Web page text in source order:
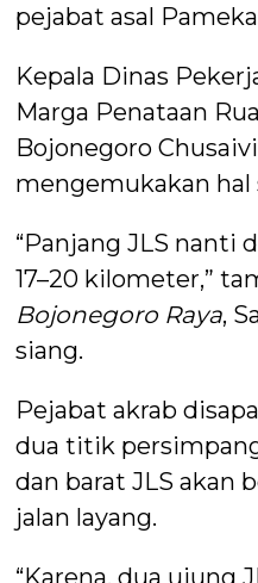
pejabat asal
Kepala Dinas
Marga Penataan
Bojonegoro
mengemukakan hal
“Panjang JLS nanti
17–20 kilometer,”
Bojonegoro Raya,
siang.
Pejabat akrab
dua titik
dan barat JLS akan
jalan layang.
“Karena, dua ujung